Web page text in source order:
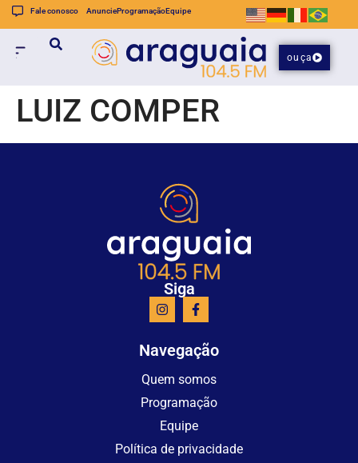
Fale conosco AnuncieProgramaçãoEquipe
ouça
LUIZ COMPER
Siga
Navegação
Quem somos
Programação
Equipe
Política de privacidade